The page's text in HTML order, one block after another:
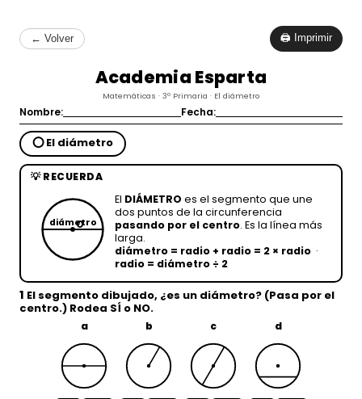
← Volver 🖨 Imprimir
Academia Esparta
Matemáticas · 3º Primaria · El diámetro
Nombre: Fecha:
⭕ El diámetro
💡 RECUERDA
diámetro
O
El DIÁMETRO es el segmento que une
dos puntos de la circunferencia
pasando por el centro. Es la línea más
larga.
diámetro = radio + radio = 2 × radio ·
radio = diámetro ÷ 2
1 El segmento dibujado, ¿es un diámetro? (Pasa por el
centro.) Rodea SÍ o NO.
a b c d